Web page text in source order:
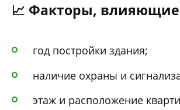
📈 Факторы, влияющие
год постройки здания;
наличие охраны и
этаж и расположение